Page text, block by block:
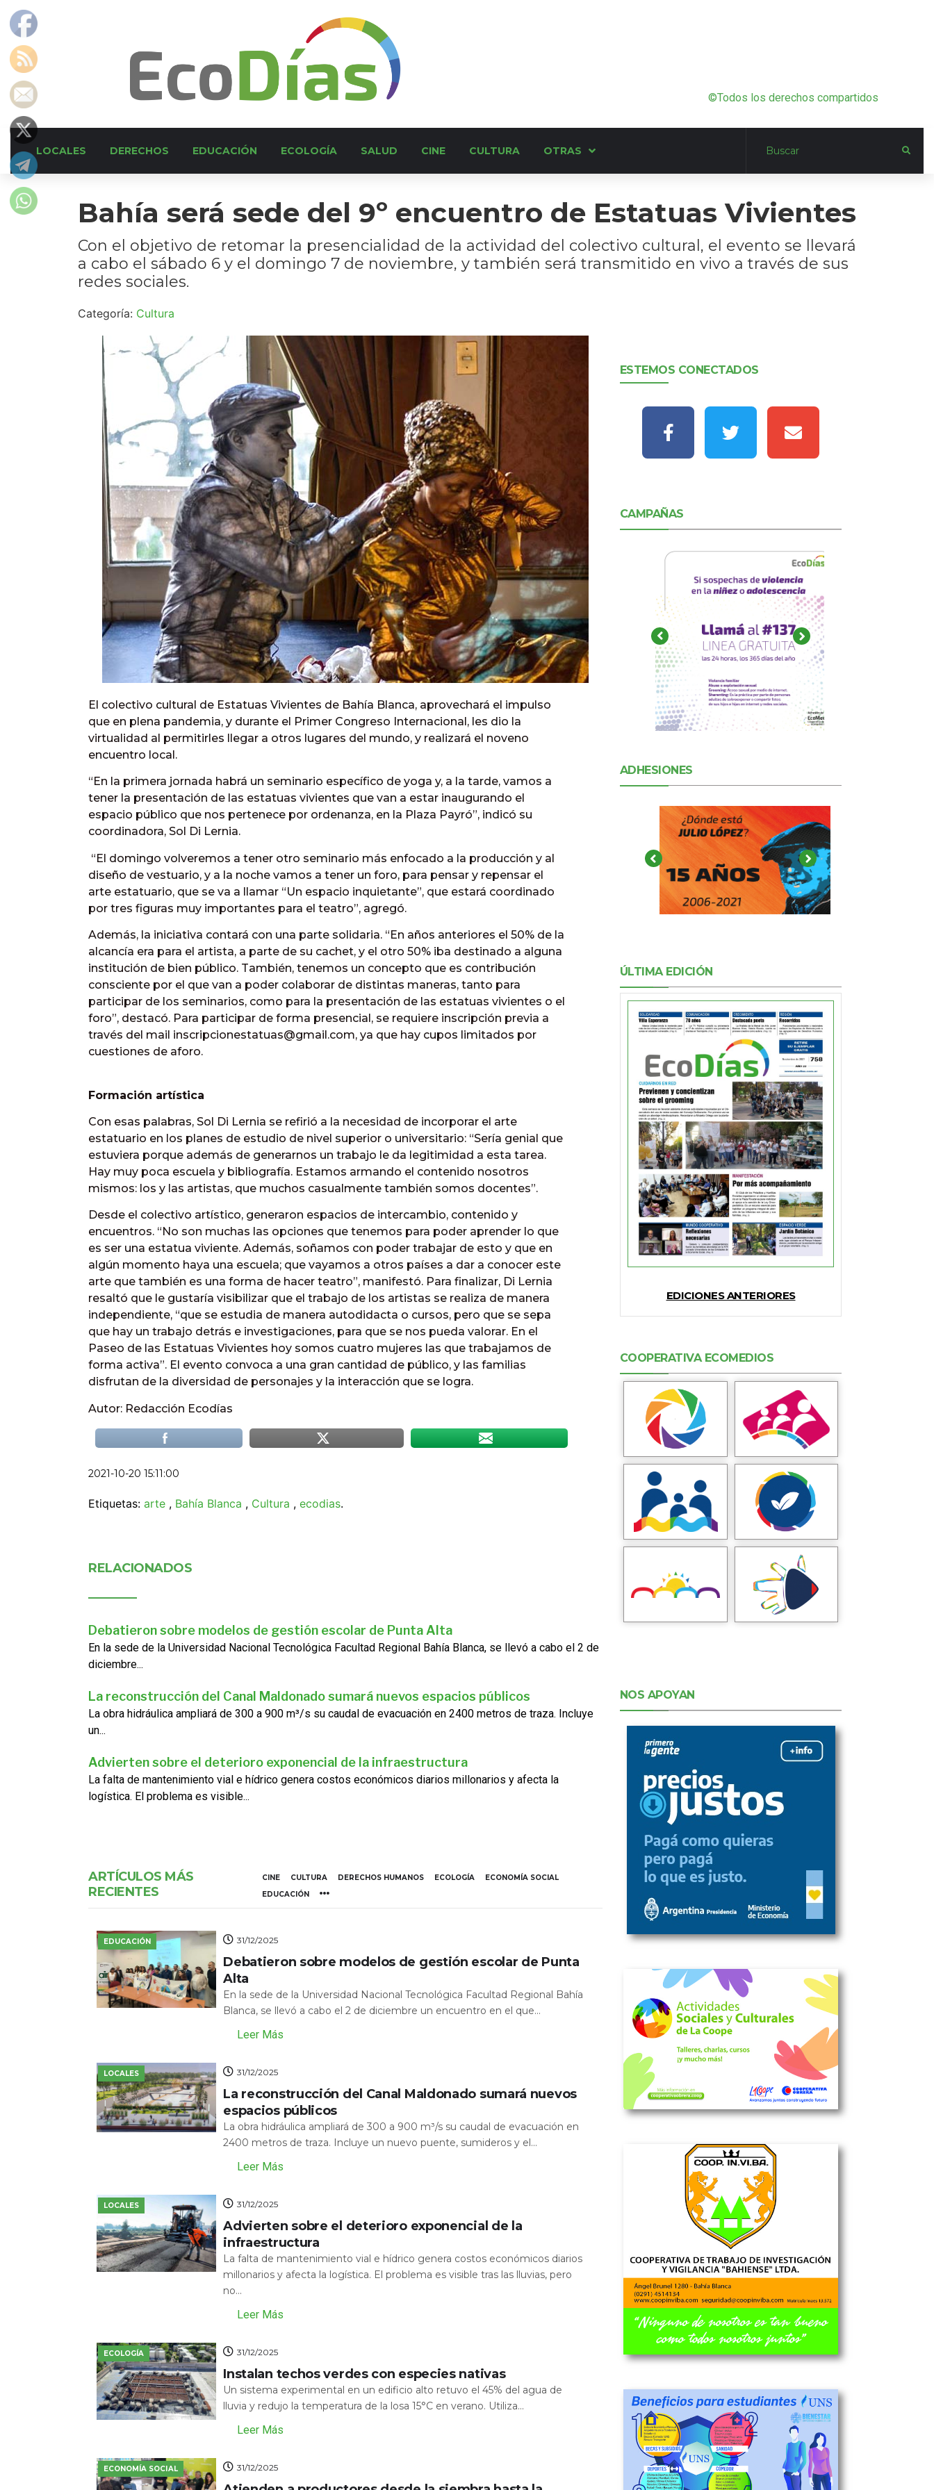
©Todos los derechos compartidos
LOCALES DERECHOS EDUCACIÓN ECOLOGÍA SALUD CINE CULTURA OTRAS
Bahía será sede del 9º encuentro de Estatuas Vivientes
Con el objetivo de retomar la presencialidad de la actividad del colectivo cultural, el evento se llevará
a cabo el sábado 6 y el domingo 7 de noviembre, y también será transmitido en vivo a través de sus
redes sociales.
Categoría: Cultura
El colectivo cultural de Estatuas Vivientes de Bahía Blanca, aprovechará el impulso
que en plena pandemia, y durante el Primer Congreso Internacional, les dio la
virtualidad al permitirles llegar a otros lugares del mundo, y realizará el noveno
encuentro local.
“En la primera jornada habrá un seminario específico de yoga y, a la tarde, vamos a
tener la presentación de las estatuas vivientes que van a estar inaugurando el
espacio público que nos pertenece por ordenanza, en la Plaza Payró”, indicó su
coordinadora, Sol Di Lernia.
“El domingo volveremos a tener otro seminario más enfocado a la producción y al
diseño de vestuario, y a la noche vamos a tener un foro, para pensar y repensar el
arte estatuario, que se va a llamar “Un espacio inquietante”, que estará coordinado
por tres figuras muy importantes para el teatro”, agregó.
Además, la iniciativa contará con una parte solidaria. “En años anteriores el 50% de la
alcancía era para el artista, a parte de su cachet, y el otro 50% iba destinado a alguna
institución de bien público. También, tenemos un concepto que es contribución
consciente por el que van a poder colaborar de distintas maneras, tanto para
participar de los seminarios, como para la presentación de las estatuas vivientes o el
foro”, destacó. Para participar de forma presencial, se requiere inscripción previa a
través del mail inscripcionestatuas@gmail.com, ya que hay cupos limitados por
cuestiones de aforo.
Formación artística
Con esas palabras, Sol Di Lernia se refirió a la necesidad de incorporar el arte
estatuario en los planes de estudio de nivel superior o universitario: “Sería genial que
estuviera porque además de generarnos un trabajo le da legitimidad a esta tarea.
Hay muy poca escuela y bibliografía. Estamos armando el contenido nosotros
mismos: los y las artistas, que muchos casualmente también somos docentes”.
Desde el colectivo artístico, generaron espacios de intercambio, contenido y
encuentros. “No son muchas las opciones que tenemos para poder aprender lo que
es ser una estatua viviente. Además, soñamos con poder trabajar de esto y que en
algún momento haya una escuela; que vayamos a otros países a dar a conocer este
arte que también es una forma de hacer teatro”, manifestó. Para finalizar, Di Lernia
resaltó que le gustaría visibilizar que el trabajo de los artistas se realiza de manera
independiente, “que se estudia de manera autodidacta o cursos, pero que se sepa
que hay un trabajo detrás e investigaciones, para que se nos pueda valorar. En el
Paseo de las Estatuas Vivientes hoy somos cuatro mujeres las que trabajamos de
forma activa”. El evento convoca a una gran cantidad de público, y las familias
disfrutan de la diversidad de personajes y la interacción que se logra.
Autor: Redacción Ecodías
2021-10-20 15:11:00
Etiquetas: arte , Bahía Blanca , Cultura , ecodias.
RELACIONADOS
Debatieron sobre modelos de gestión escolar de Punta Alta
En la sede de la Universidad Nacional Tecnológica Facultad Regional Bahía Blanca, se llevó a cabo el 2 de
diciembre...
La reconstrucción del Canal Maldonado sumará nuevos espacios públicos
La obra hidráulica ampliará de 300 a 900 m³/s su caudal de evacuación en 2400 metros de traza. Incluye
un...
Advierten sobre el deterioro exponencial de la infraestructura
La falta de mantenimiento vial e hídrico genera costos económicos diarios millonarios y afecta la
logística. El problema es visible...
ARTÍCULOS MÁS
RECIENTES
CINE CULTURA DERECHOS HUMANOS ECOLOGÍA
ECONOMÍA SOCIAL
EDUCACIÓN
EDUCACIÓN 31/12/2025
Debatieron sobre modelos de gestión escolar de Punta
Alta
En la sede de la Universidad Nacional Tecnológica Facultad Regional Bahía
Blanca, se llevó a cabo el 2 de diciembre un encuentro en el que...
Leer Más
LOCALES 31/12/2025
La reconstrucción del Canal Maldonado sumará nuevos
espacios públicos
La obra hidráulica ampliará de 300 a 900 m³/s su caudal de evacuación en
2400 metros de traza. Incluye un nuevo puente, sumideros y el...
Leer Más
LOCALES 31/12/2025
Advierten sobre el deterioro exponencial de la
infraestructura
La falta de mantenimiento vial e hídrico genera costos económicos diarios
millonarios y afecta la logística. El problema es visible tras las lluvias, pero
no...
Leer Más
ECOLOGÍA 31/12/2025
Instalan techos verdes con especies nativas
Un sistema experimental en un edificio alto retuvo el 45% del agua de
lluvia y redujo la temperatura de la losa 15°C en verano. Utiliza...
Leer Más
ECONOMÍA SOCIAL 31/12/2025
ESTEMOS CONECTADOS
CAMPAÑAS
ADHESIONES
ÚLTIMA EDICIÓN
EDICIONES ANTERIORES
COOPERATIVA ECOMEDIOS
NOS APOYAN